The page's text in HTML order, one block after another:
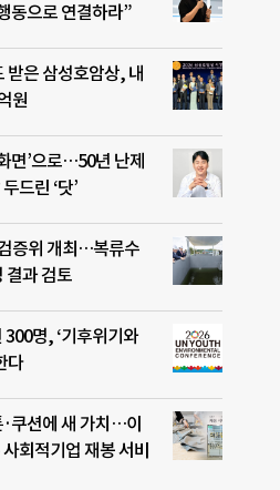
동으로 연결하라”
받은 삼성호암상, 내
원
면’으로…50년 난제
드린 ‘닷’
증위 개최…복류수
결과 검토
명, ‘기후위기와
다
쿠션에 새 가치…이
회적기업 재봉 서비